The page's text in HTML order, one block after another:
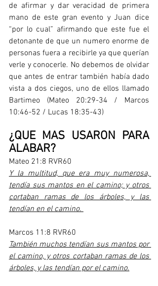
de afirmar y dar veracidad de primera
mano de este gran evento y Juan dice
“por lo cual” afirmando que este fue el
detonante de que un numero enorme de
personas fuera a recibirle ya que querían
verle y conocerle. No debemos de olvidar
que antes de entrar también había dado
vista a dos ciegos, uno de ellos llamado
Bartimeo (Mateo 20:29-34 / Marcos
10:46-52 / Lucas 18:35-43)
¿QUE MAS USARON PARA
ALABAR?
Mateo 21:8 RVR60
Y la multitud, que era muy numerosa,
tendía sus mantos en el camino; y otros
cortaban ramas de los árboles, y las
tendían en el camino.
Marcos 11:8 RVR60
También muchos tendían sus mantos por
el camino, y otros cortaban ramas de los
árboles, y las tendían por el camino.